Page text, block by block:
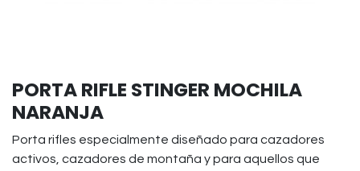
PORTA RIFLE STINGER MOCHILA
NARANJA
Porta rifles especialmente diseñado para cazadores
activos, cazadores de montaña y para aquellos que